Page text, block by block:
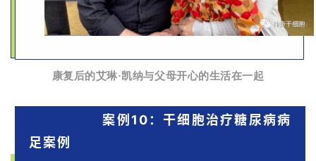
康复后的艾琳·凯纳与父母开心的生活在一起
案例10：干细胞治疗糖尿病病
足案例